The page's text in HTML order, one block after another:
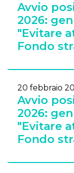
Avvio
2026:
"Evitare
Fondo
20 febbraio
Avvio
2026:
"Evitare
Fondo